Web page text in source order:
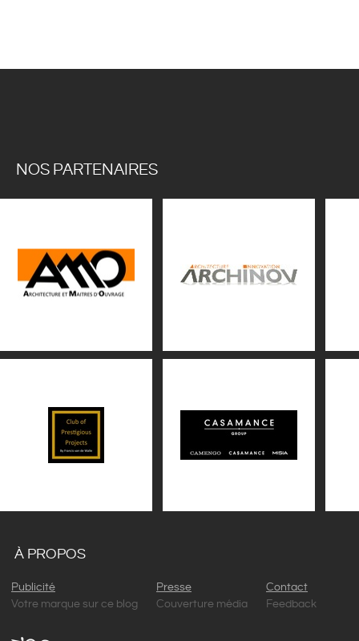
NOS PARTENAIRES
À PROPOS
Publicité
Votre marque sur ce blog
Presse
Couverture média
Contact
Feedback